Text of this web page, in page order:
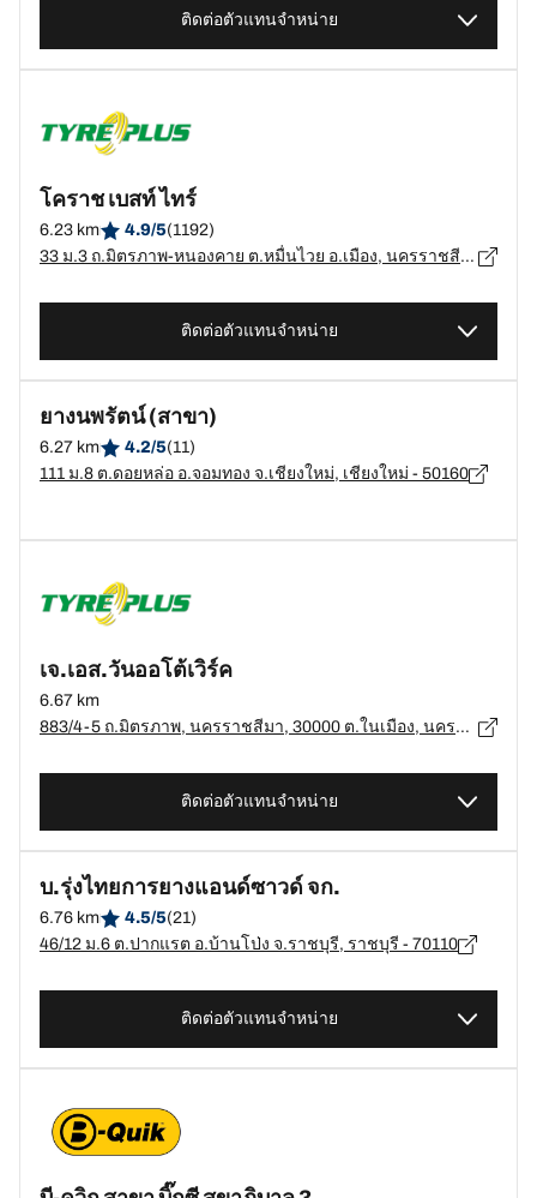
ติดต่อตัวแทนจำหน่าย
โคราช เบสท์ ไทร์
6.23 km 4.9/5(1192)
33 ม.3 ถ.มิตรภาพ-หนองคาย ต.หมื่นไวย อ.เมือง, นครราชสีมา, 30000, Muenwai, Meuang, นครราชสีมา - 30000
ติดต่อตัวแทนจำหน่าย
ยางนพรัตน์ (สาขา)
6.27 km 4.2/5(11)
111 ม.8 ต.ดอยหล่อ อ.จอมทอง จ.เชียงใหม่, เชียงใหม่ - 50160
เจ.เอส.วันออโต้เวิร์ค
6.67 km
883/4-5 ถ.มิตรภาพ, นครราชสีมา, 30000 ต.ในเมือง, นครราชสีมา - 30000
ติดต่อตัวแทนจำหน่าย
บ.รุ่งไทยการยางแอนด์ซาวด์ จก.
6.76 km 4.5/5(21)
46/12 ม.6 ต.ปากแรต อ.บ้านโป่ง จ.ราชบุรี, ราชบุรี - 70110
ติดต่อตัวแทนจำหน่าย